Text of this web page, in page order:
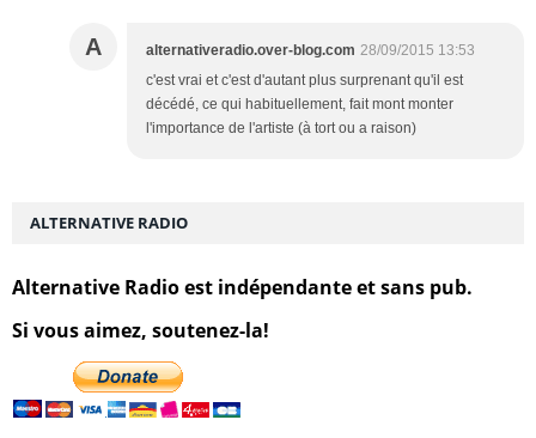
A alternativeradio.over-blog.com 28/09/2015 13:53
c'est vrai et c'est d'autant plus surprenant qu'il est
décédé, ce qui habituellement, fait mont monter
l'importance de l'artiste (à tort ou a raison)
ALTERNATIVE RADIO
Alternative Radio est indépendante et sans pub.
Si vous aimez, soutenez-la!